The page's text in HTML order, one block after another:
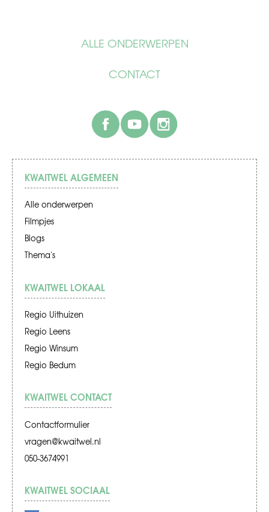
ALLE ONDERWERPEN
CONTACT
facebook
KWAITWEL ALGEMEEN
Alle onderwerpen
Filmpjes
Blogs
Thema's
KWAITWEL LOKAAL
Regio Uithuizen
Regio Leens
Regio Winsum
Regio Bedum
KWAITWEL CONTACT
Contactformulier
vragen@kwaitwel.nl
050-3674991
KWAITWEL SOCIAAL